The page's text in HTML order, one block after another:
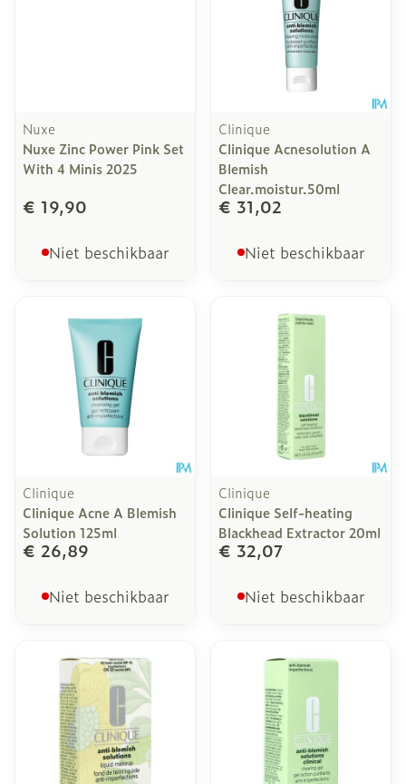
Nuxe
Nuxe Zinc Power Pink Set
With 4 Minis 2025
€ 19,90
Niet beschikbaar
Clinique
Clinique Acnesolution A
Blemish
Clear.moistur.50ml
€ 31,02
Niet beschikbaar
Clinique
Clinique Acne A Blemish
Solution 125ml
€ 26,89
Niet beschikbaar
Clinique
Clinique Self-heating
Blackhead Extractor 20ml
€ 32,07
Niet beschikbaar